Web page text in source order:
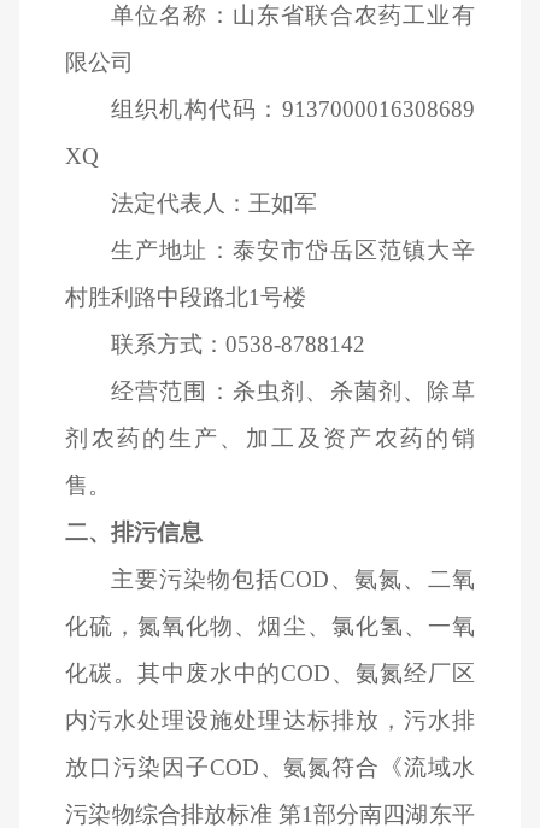
单位名称：山东省联合农药工业有
限公司
组织机构代码：9137000016308689
XQ
法定代表人：王如军
生产地址：泰安市岱岳区范镇大辛
村胜利路中段路北1号楼
联系方式：0538-8788142
经营范围：杀虫剂、杀菌剂、除草
剂农药的生产、加工及资产农药的销
售。
二、排污信息
主要污染物包括COD、氨氮、二氧
化硫，氮氧化物、烟尘、氯化氢、一氧
化碳。其中废水中的COD、氨氮经厂区
内污水处理设施处理达标排放，污水排
放口污染因子COD、氨氮符合《流域水
污染物综合排放标准 第1部分南四湖东平